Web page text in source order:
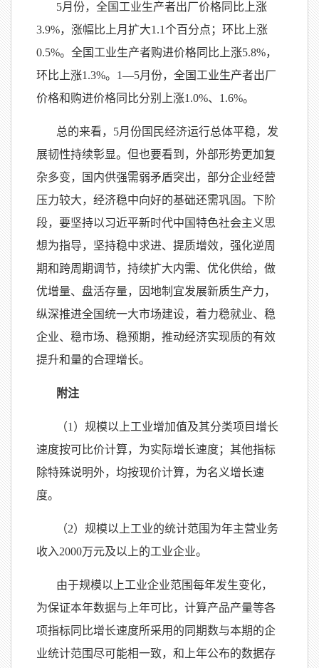
5月份，全国工业生产者出厂价格同比上涨
3.9%，涨幅比上月扩大1.1个百分点；环比上涨
0.5%。全国工业生产者购进价格同比上涨5.8%，
环比上涨1.3%。1—5月份，全国工业生产者出厂
价格和购进价格同比分别上涨1.0%、1.6%。
总的来看， 5月份国民经济运行总体平稳，发
展韧性持续彰显。但也要看到，外部形势更加复
杂多变，国内供强需弱矛盾突出，部分企业经营
压力较大，经济稳中向好的基础还需巩固。下阶
段，要坚持以习近平新时代中国特色社会主义思
想为指导，坚持稳中求进、提质增效，强化逆周
期和跨周期调节，持续扩大内需、优化供给，做
优增量、盘活存量，因地制宜发展新质生产力，
纵深推进全国统一大市场建设，着力稳就业、稳
企业、稳市场、稳预期，推动经济实现质的有效
提升和量的合理增长。
附注
（1）规模以上工业增加值及其分类项目增长
速度按可比价计算，为实际增长速度；其他指标
除特殊说明外，均按现价计算，为名义增长速
度。
（2）规模以上工业的统计范围为年主营业务
收入2000万元及以上的工业企业。
由于规模以上工业企业范围每年发生变化，
为保证本年数据与上年可比，计算产品产量等各
项指标同比增长速度所采用的同期数与本期的企
业统计范围尽可能相一致，和上年公布的数据存